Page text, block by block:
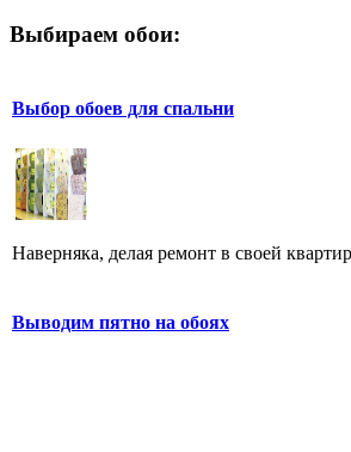
Выбираем обои:
Выбор обоев для спальни
Наверняка, делая ремонт в своей
Выводим пятно на обоях